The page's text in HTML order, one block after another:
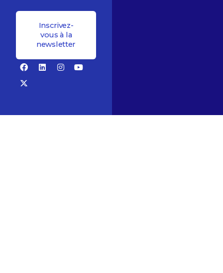
Inscrivez-
vous à la
newsletter